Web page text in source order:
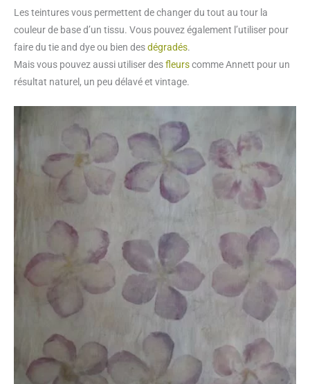
Les teintures vous permettent de changer du tout au tour la
couleur de base d’un tissu. Vous pouvez également l’utiliser pour
faire du tie and dye ou bien desdégradés.
Mais vous pouvez aussi utiliser desfleurscomme Annett pour un
résultat naturel, un peu délavé et vintage.